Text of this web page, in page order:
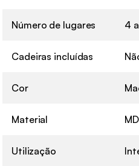
Número de lugares 4
Cadeiras incluídas
Cor
Material
Utilização